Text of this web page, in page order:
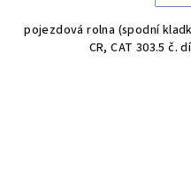
pojezdová rolna (spodní
CR, CAT 303.5 č.